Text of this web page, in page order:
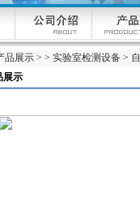
品展示 > > 实验室检测设备 >
展示